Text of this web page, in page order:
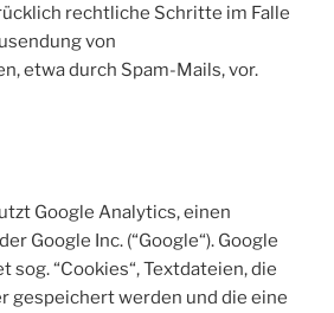
rechtliche Schritte im Falle
von
etwa durch Spam-Mails, vor.
Google Analytics, einen
Google Inc. (“Google“). Google
sog. “Cookies“, Textdateien, die
gespeichert werden und die eine